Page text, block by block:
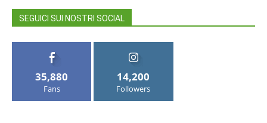
SEGUICI SUI NOSTRI SOCIAL
35,880
Fans
14,200
Followers